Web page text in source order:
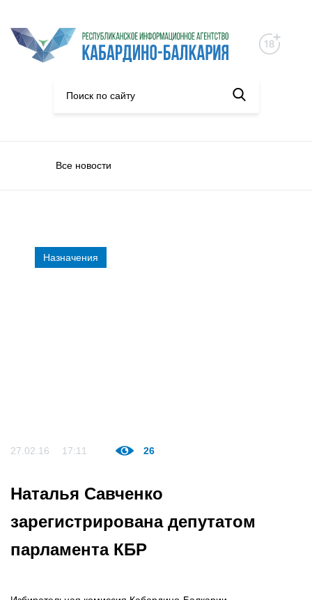
Все новости
Назначения
27.02.16 17:11 26
Наталья Савченко
зарегистрирована депутатом
парламента КБР